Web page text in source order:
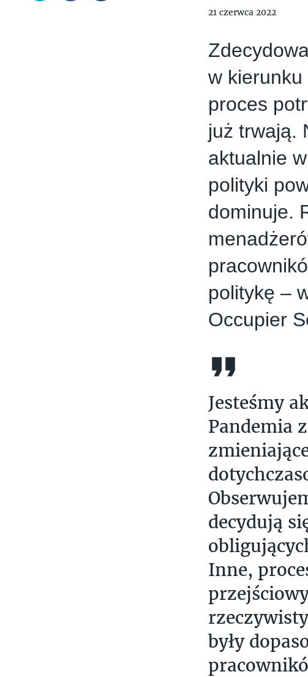
21 czerwca 2022
w kierunku
proces
już trwają.
aktualnie
polityki
dominuje.
politykę –
Occupier
Jesteśmy
Pandemia
decydują
Inne,
były